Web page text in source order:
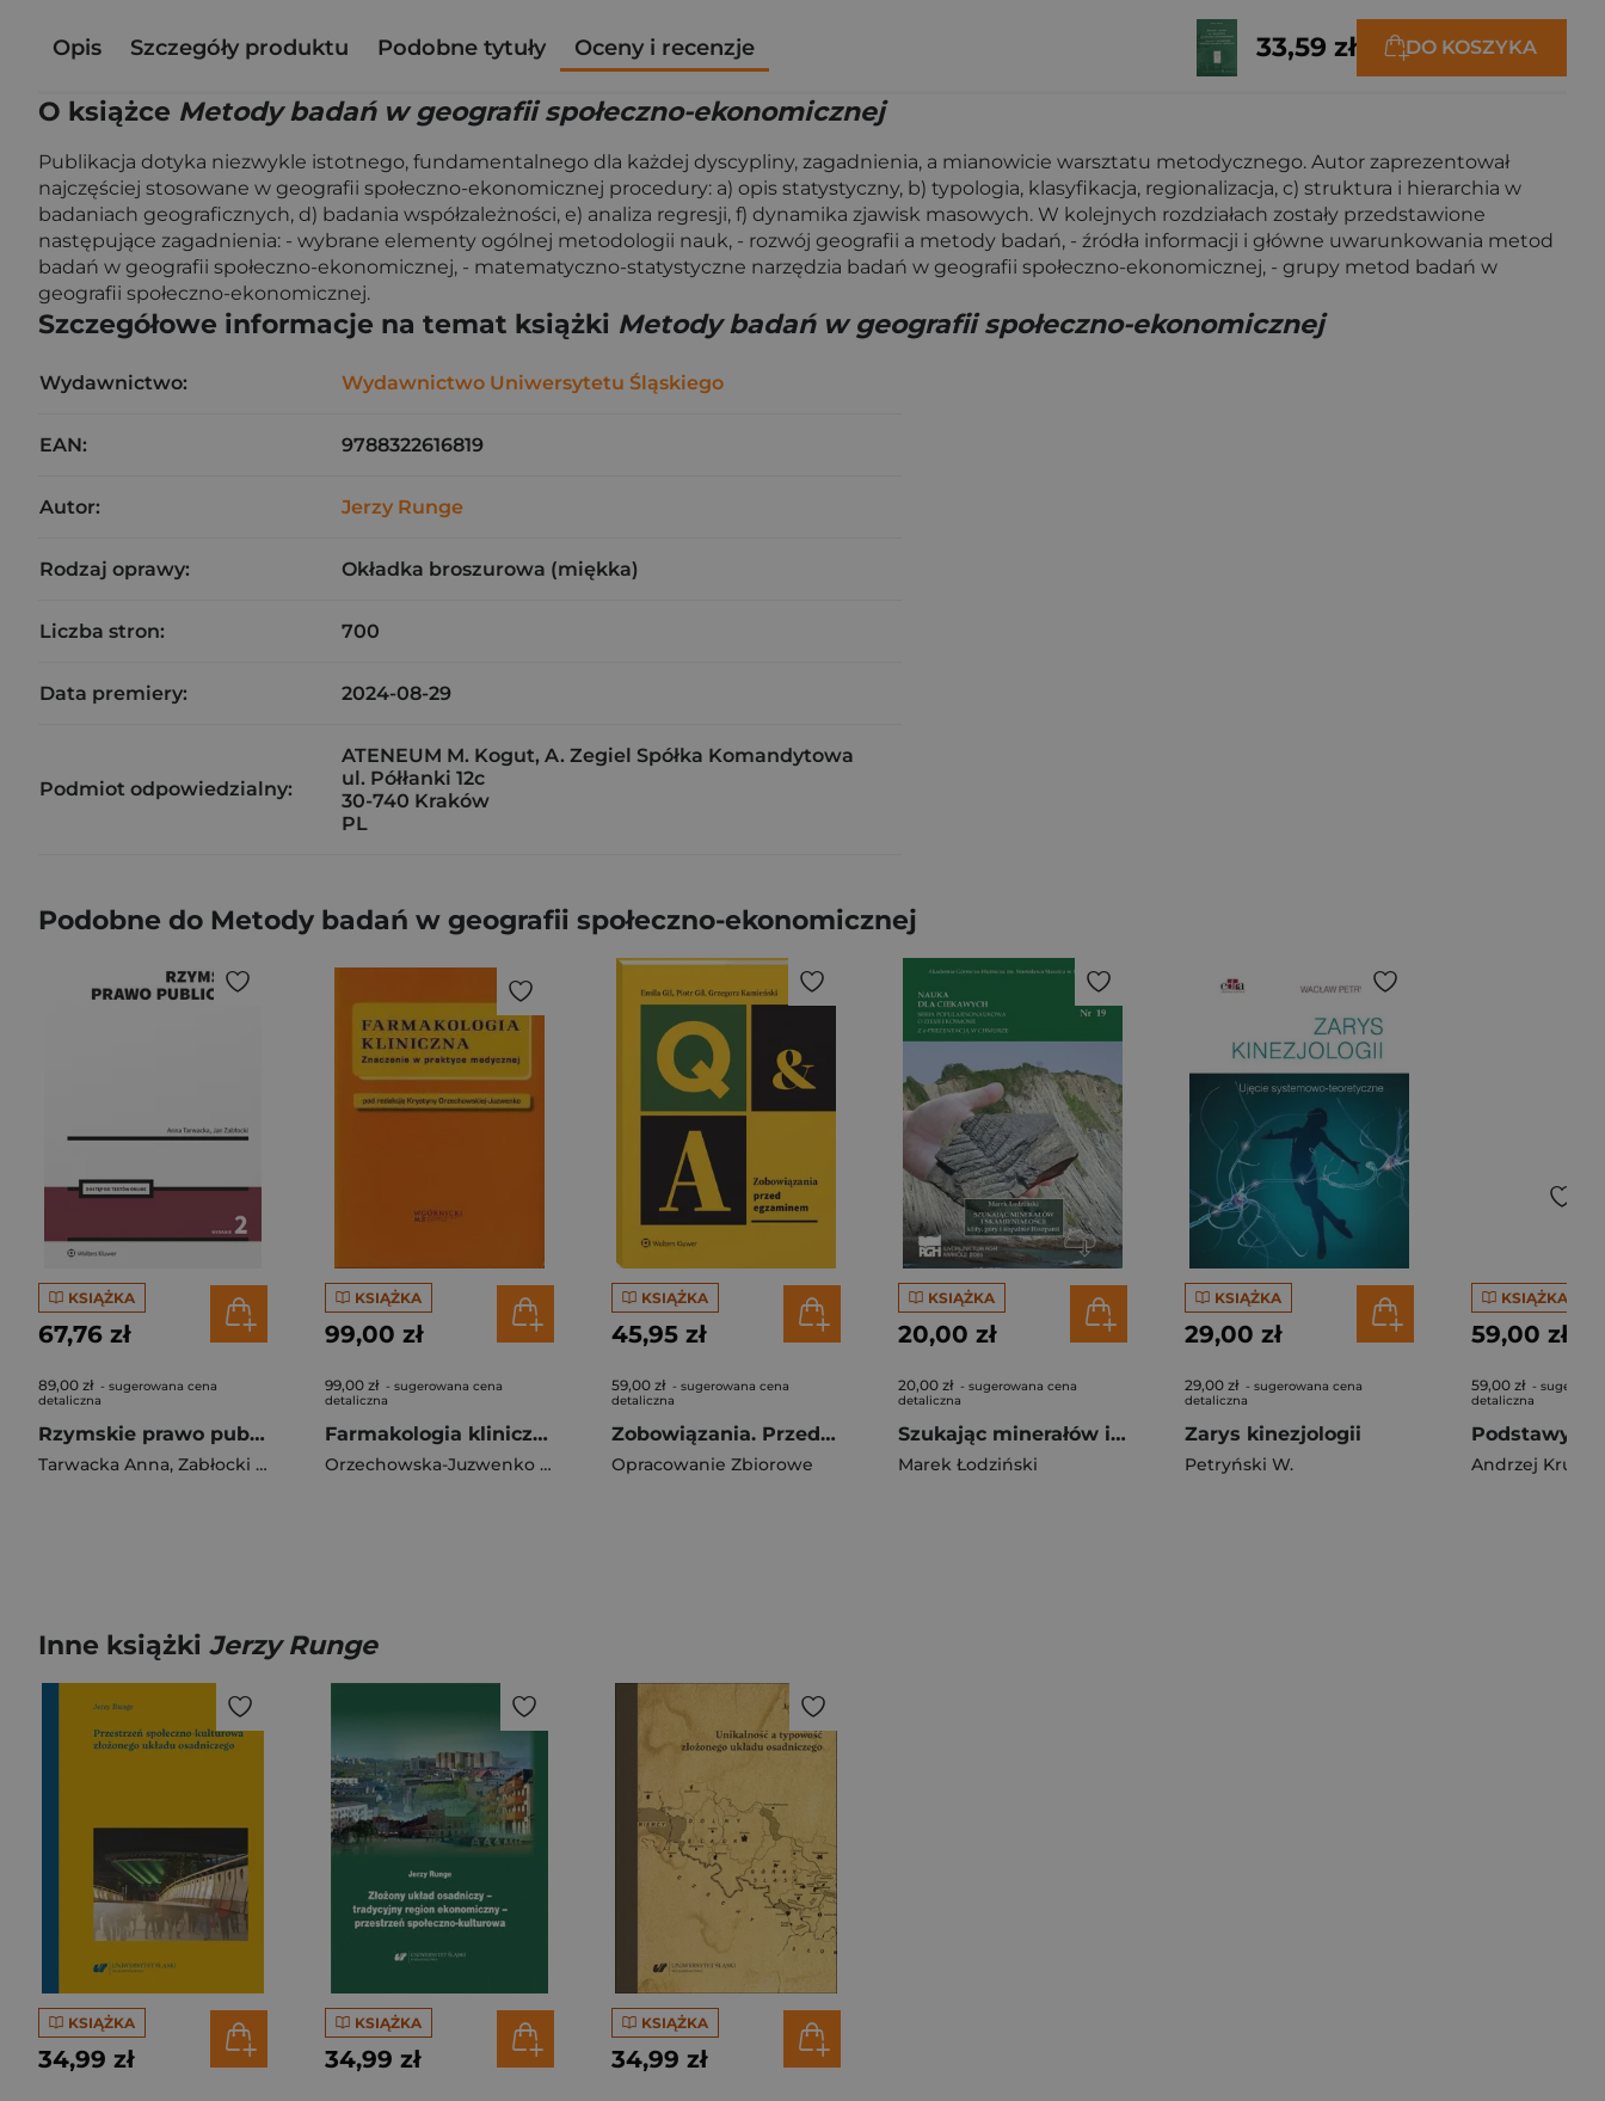
Opis Szczegóły produktu Podobne tytuły Oceny i recenzje 33,59 zł DO KOSZYKA
O książce Metody badań w geografii społeczno-ekonomicznej
Publikacja dotyka niezwykle istotnego, fundamentalnego dla każdej dyscypliny, zagadnienia, a mianowicie warsztatu metodycznego. Autor zaprezentował
najczęściej stosowane w geografii społeczno-ekonomicznej procedury: a) opis statystyczny, b) typologia, klasyfikacja, regionalizacja, c) struktura i hierarchia w
badaniach geograficznych, d) badania współzależności, e) analiza regresji, f) dynamika zjawisk masowych. W kolejnych rozdziałach zostały przedstawione
następujące zagadnienia: - wybrane elementy ogólnej metodologii nauk, - rozwój geografii a metody badań, - źródła informacji i główne uwarunkowania metod
badań w geografii społeczno-ekonomicznej, - matematyczno-statystyczne narzędzia badań w geografii społeczno-ekonomicznej, - grupy metod badań w
geografii społeczno-ekonomicznej.
Szczegółowe informacje na temat książki Metody badań w geografii społeczno-ekonomicznej
Wydawnictwo: Wydawnictwo Uniwersytetu Śląskiego
EAN: 9788322616819
Autor: Jerzy Runge
Rodzaj oprawy: Okładka broszurowa (miękka)
Liczba stron: 700
Data premiery: 2024-08-29
Podmiot odpowiedzialny:
ATENEUM M. Kogut, A. Zegiel Spółka Komandytowa
ul. Półłanki 12c
30-740 Kraków
PL
Podobne do Metody badań w geografii społeczno-ekonomicznej
KSIĄŻKA
67,76 zł
89,00 zł - sugerowana cena
detaliczna
Rzymskie prawo publiczne
Tarwacka Anna, Zabłocki Jan
KSIĄŻKA
99,00 zł
99,00 zł - sugerowana cena
detaliczna
Farmakologia kliniczna
Orzechowska-Juzwenko Krystyna
KSIĄŻKA
45,95 zł
59,00 zł - sugerowana cena
detaliczna
Zobowiązania. Przed egzaminem
Opracowanie Zbiorowe
KSIĄŻKA
20,00 zł
20,00 zł - sugerowana cena
detaliczna
Szukając minerałów i skamieniałości: klify, góry i kopalnie Hiszpanii
Marek Łodziński
KSIĄŻKA
29,00 zł
29,00 zł - sugerowana cena
detaliczna
Zarys kinezjologii
Petryński W.
KSIĄŻKA
59,00 zł
59,00 zł -
detaliczna
Andrzej
Inne książki Jerzy Runge
KSIĄŻKA
34,99 zł
KSIĄŻKA
34,99 zł
KSIĄŻKA
34,99 zł